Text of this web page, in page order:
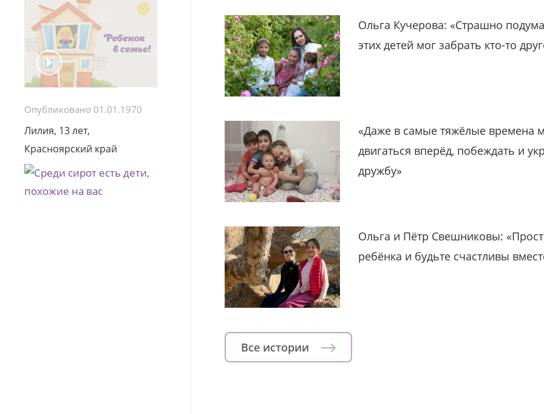
Опубликовано 01.01.1970
Лилия, 13 лет,
Красноярский край
Ольга Кучерова: «Страшно
этих детей мог забрать кто-то
«Даже в самые тяжёлые времена
двигаться вперёд, побеждать и
дружбу»
Ольга и Пётр Свешниковы:
ребёнка и будьте счастливы
Все истории